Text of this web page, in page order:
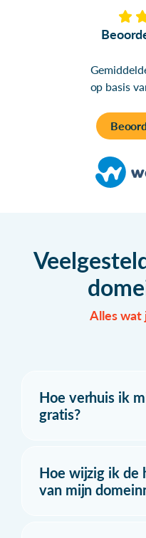
op basis
Alles wat
Hoe verhuis ik
gratis?
Hoe wijzig ik de
van mijn